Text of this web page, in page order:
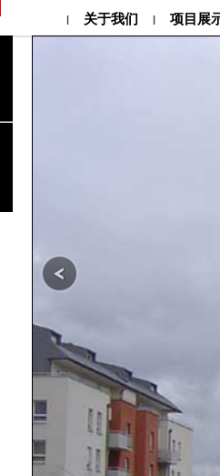
| 关于我们 | 项目展